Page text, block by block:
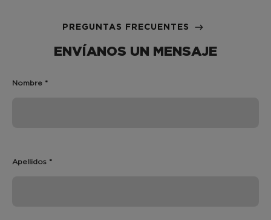
PREGUNTAS FRECUENTES
ENVÍANOS UN MENSAJE
Nombre *
Apellidos *